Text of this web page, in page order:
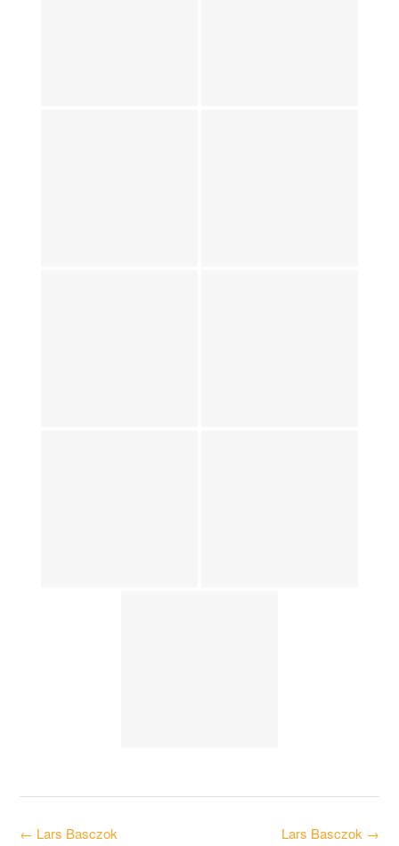
Post Lars Basczok →
← Lars Basczok